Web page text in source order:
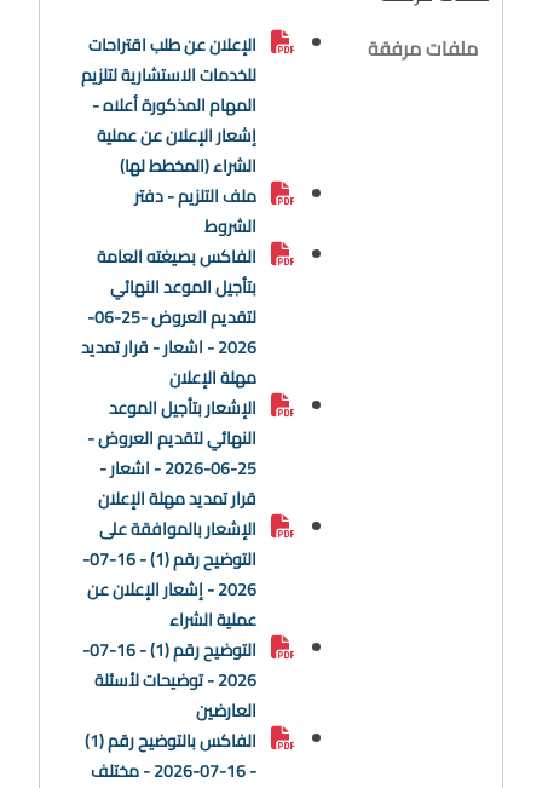
ملفات مرفقة
الإعلان عن طلب اقتراحات
للخدمات الاستشارية لتلزيم
المهام المذكورة أعلاه -
إشعار الإعلان عن عملية
الشراء (المخطط لها)
ملف التلزيم - دفتر
الشروط
الفاكس بصيغته العامة
بتأجيل الموعد النهائي
لتقديم العروض -25-06-
2026 - اشعار - قرار تمديد
مهلة الإعلان
الإشعار بتأجيل الموعد
النهائي لتقديم العروض -
25-06-2026 - اشعار -
قرار تمديد مهلة الإعلان
الإشعار بالموافقة على
التوضيح رقم (1) - 16-07-
2026 - إشعار الإعلان عن
عملية الشراء
التوضيح رقم (1) - 16-07-
2026 - توضيحات لأسئلة
العارضين
الفاكس بالتوضيح رقم (1)
- 16-07-2026 - مختلف